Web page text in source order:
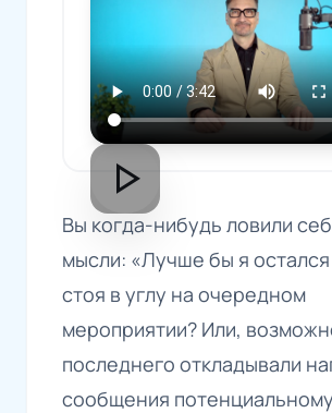
play_arrow
Вы когда-нибудь ловили
мысли: «Лучше бы я
стоя в углу на очередном
мероприятии? Или,
последнего откладывали
сообщения потенциальному